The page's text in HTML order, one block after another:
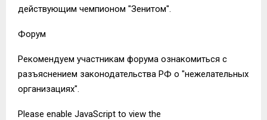
действующим чемпионом "Зенитом".
Форум
Рекомендуем участникам форума ознакомиться с
разъяснением законодательства РФ о "нежелательных
организациях".
Please enable JavaScript to view the